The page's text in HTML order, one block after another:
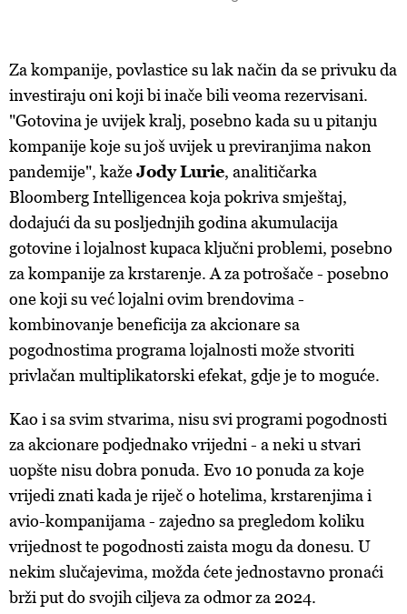
Za kompanije, povlasticesu laknačin da seprivuku da
investiraju oni koji bi inačebili veoma rezervisani.
"Gotovina jeuvijekkralj, posebno kada su u pitanju
kompanijekojesu još uvijeku previranjima nakon
pandemije", kažeJodyLurie, analitičarka
Bloomberg Intelligencea koja pokriva smještaj,
dodajući da su posljednjih godina akumulacija
gotovine i lojalnost kupaca ključni problemi, posebno
za kompanije za krstarenje. A za potrošače - posebno
one koji su već lojalni ovim brendovima -
kombinovanje beneficija za akcionare sa
pogodnostima programa lojalnosti može stvoriti
privlačan multiplikatorski efekat, gdje je to moguće.
Kao i sa svim stvarima, nisu svi programi pogodnosti
za akcionare podjednako vrijedni - a neki u stvari
uopšte nisu dobra ponuda. Evo 10 ponuda za koje
vrijedi znati kada je riječ o hotelima, krstarenjima i
avio-kompanijama - zajedno sa pregledom koliku
vrijednost te pogodnosti zaista mogu da donesu. U
nekim slučajevima, možda ćete jednostavno pronaći
brži put do svojih ciljeva za odmor za 2024.